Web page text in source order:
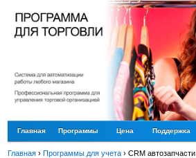
Главная Программы Цена Поддержка
Главная ›Программы для учета ›CRM автозапчасти